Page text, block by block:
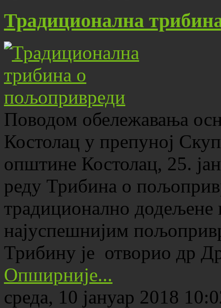
Традиционална
Поводом обележавања
Костолац у препуној
општине Костолац, 25.
реду Трибина о
традиционално
најуспешнијим
Трибину је отворио др
Опширније...
среда, 10 јануар 2018